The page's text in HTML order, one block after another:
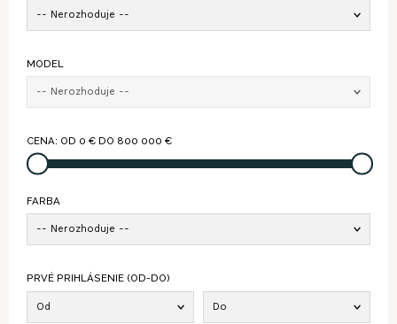
-- Nerozhoduje --
MODEL
-- Nerozhoduje --
CENA: OD 0 € DO 800 000 €
FARBA
-- Nerozhoduje --
PRVÉ PRIHLÁSENIE (OD-DO)
Od Do